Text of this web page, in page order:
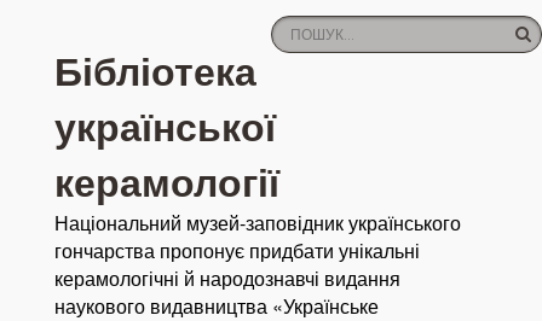
Бібліотека
української
керамології
Національний музей-заповідник українського
гончарства пропонує придбати унікальні
керамологічні й народознавчі видання
наукового видавництва «Українське